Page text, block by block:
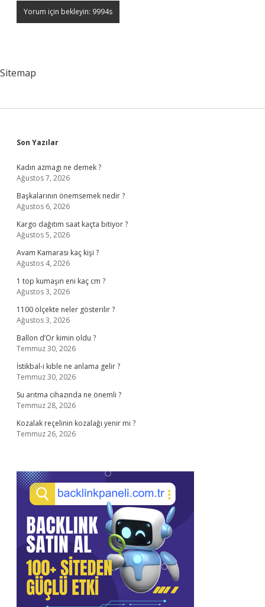
Sitemap
Sidebar
Son Yazılar
Kadın azmagı ne demek ?
Ağustos 7, 2026
Başkalarının önemsemek nedir ?
Ağustos 6, 2026
Kargo dağıtım saat kaçta bitiyor ?
Ağustos 5, 2026
Avam Kamarası kaç kişi ?
Ağustos 4, 2026
1 top kumaşın eni kaç cm ?
Ağustos 3, 2026
1100 ölçekte neler gösterilir ?
Ağustos 3, 2026
Ballon d’Or kimin oldu ?
Temmuz 30, 2026
İstikbal-i kıble ne anlama gelir ?
Temmuz 30, 2026
Su arıtma cihazında ne önemli ?
Temmuz 28, 2026
Kozalak reçelinin kozalağı yenir mi ?
Temmuz 26, 2026